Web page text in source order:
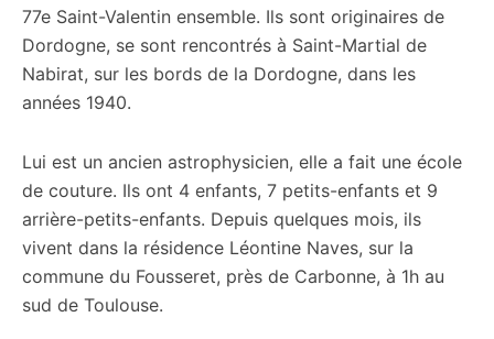
77e Saint-Valentin ensemble. Ils sont originaires de
Dordogne, se sont rencontrés à Saint-Martial de
Nabirat, sur les bords de la Dordogne, dans les
années 1940.
Lui est un ancien astrophysicien, elle a fait une école
de couture. Ils ont 4 enfants, 7 petits-enfants et 9
arrière-petits-enfants. Depuis quelques mois, ils
vivent dans la résidence Léontine Naves, sur la
commune du Fousseret, près de Carbonne, à 1h au
sud de Toulouse.